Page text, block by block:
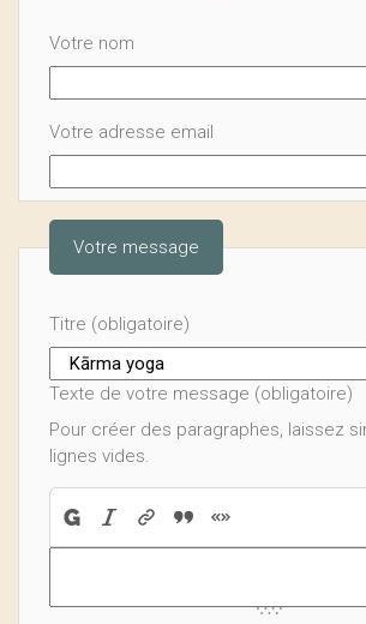
Votre nom
Votre adresse email
Votre message
Titre (obligatoire)
Texte de votre message (obligatoire)
Pour créer des paragraphes, laissez
lignes vides.